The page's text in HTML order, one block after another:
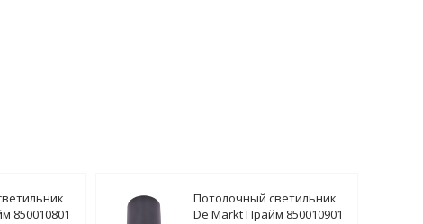
850010801
Потолочный светильник
De Markt Прайм 850010901